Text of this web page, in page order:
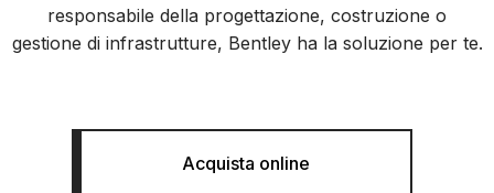
responsabile della progettazione, costruzione o
gestione di infrastrutture, Bentley ha la soluzione per te.
Acquista online